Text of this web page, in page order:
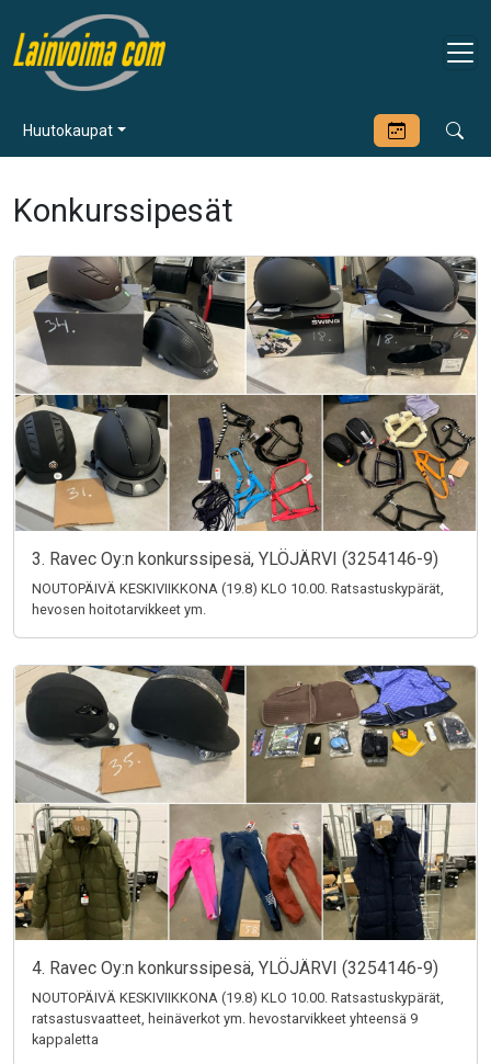
Huutokaupat
Konkurssipesät
3. Ravec Oy:n konkurssipesä, YLÖJÄRVI (3254146-9)
NOUTOPÄIVÄ KESKIVIIKKONA (19.8) KLO 10.00. Ratsastuskypärät,
hevosen hoitotarvikkeet ym.
4. Ravec Oy:n konkurssipesä, YLÖJÄRVI (3254146-9)
NOUTOPÄIVÄ KESKIVIIKKONA (19.8) KLO 10.00. Ratsastuskypärät,
ratsastusvaatteet, heinäverkot ym. hevostarvikkeet yhteensä 9
kappaletta